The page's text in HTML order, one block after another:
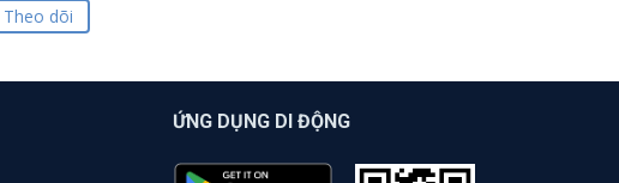
Theo dõi
ỨNG DỤNG DI ĐỘNG